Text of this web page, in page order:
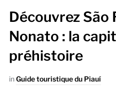
Découvrez São
Nonato : la
préhistoire
inGuide touristique du Piauí